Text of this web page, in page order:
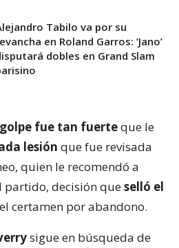
Tabilo va por su
en Roland Garros: ’Jano’
dobles en Grand Slam
golpe fue tan fuerteque le
lesión que fue revisada
quien le recomendó a
partido, decisión queselló el
certamen por abandono.
sigue en búsqueda de